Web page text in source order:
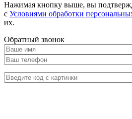
Нажимая кнопку выше, вы
с Условиями обработки
их.
Обратный звонок